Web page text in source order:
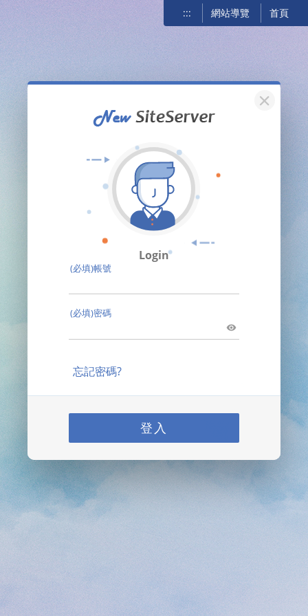
::: 網站導覽 首頁
關閉
Login
(必填)帳號
(必填)密碼
忘記密碼?
登入